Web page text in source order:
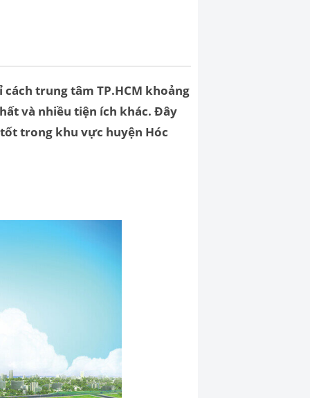
trung tâm TP.HCM khoảng
và nhiều tiện ích khác. Đây
trong khu vực huyện Hóc